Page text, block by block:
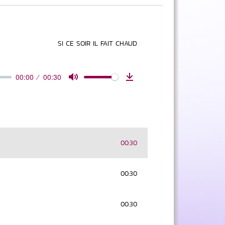
SI CE SOIR IL FAIT CHAUD
00:00 00:30
00:30
00:30
00:30